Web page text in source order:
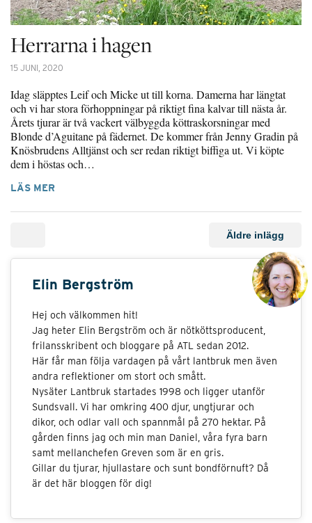
Herrarna i hagen
15 JUNI, 2020
Idag släpptes Leif och Micke ut till korna. Damerna har längtat
och vi har stora förhoppningar på riktigt fina kalvar till nästa år.
Årets tjurar är två vackert välbyggda köttraskorsningar med
Blonde d’Aguitane på fädernet. De kommer från Jenny Gradin på
Knösbrudens Alltjänst och ser redan riktigt biffiga ut. Vi köpte
dem i höstas och…
LÄS MER
Äldre inlägg
Elin Bergström
Hej och välkommen hit!
Jag heter Elin Bergström och är nötköttsproducent,
frilansskribent och bloggare på ATL sedan 2012.
Här får man följa vardagen på vårt lantbruk men även
andra reflektioner om stort och smått.
Nysäter Lantbruk startades 1998 och ligger utanför
Sundsvall. Vi har omkring 400 djur, ungtjurar och
dikor, och odlar vall och spannmål på 270 hektar. På
gården finns jag och min man Daniel, våra fyra barn
samt mellanchefen Greven som är en gris.
Gillar du tjurar, hjullastare och sunt bondförnuft? Då
är det här bloggen för dig!